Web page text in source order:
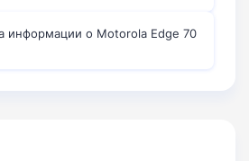
информации о Motorola Edge 70